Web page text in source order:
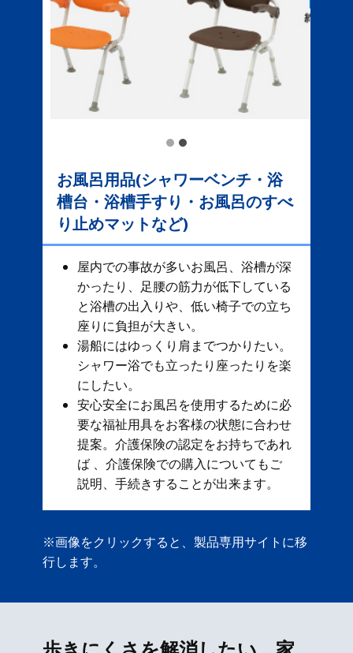
お風呂用品(シャワーベンチ・浴
槽台・浴槽手すり・お風呂のすべ
り止めマットなど)
屋内での事故が多いお風呂、​ 浴槽が深
かったり、足腰の筋力が低下している
と浴槽の出入りや、低い椅子での立ち
座りに負担が大きい。
湯船にはゆっくり肩までつかりたい。
シャワー浴でも立ったり座ったりを楽
にしたい。
安心安全にお風呂を使用するために必
要な福祉用具をお客様の状態に合わせ
提案。 ​ 介護保険の認定をお持ちであれ
ば 、介護保険での購入についてもご
説明、手続きすることが出来ます。
※画像をクリックすると、製品専用サイトに移
行します。